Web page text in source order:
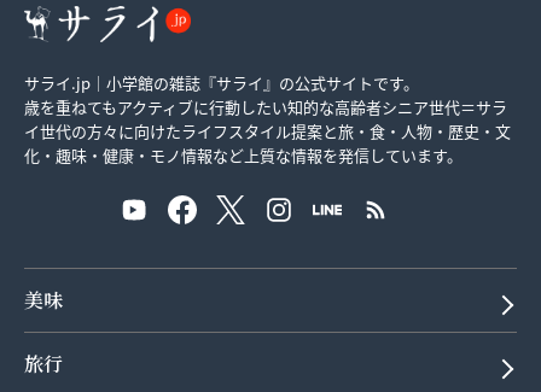
サライ.jp｜小学館の雑誌『サライ』の公式サイトです。
歳を重ねてもアクティブに行動したい知的な高齢者シニア世代＝サラ
イ世代の方々に向けたライフスタイル提案と旅・食・人物・歴史・文
化・趣味・健康・モノ情報など上質な情報を発信しています。
美味
旅行